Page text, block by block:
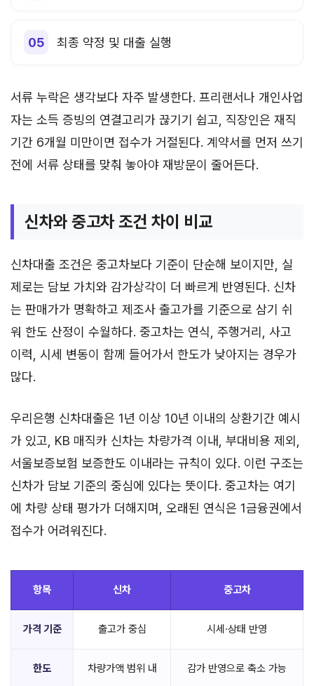
최종 약정 및 대출 실행
서류 누락은 생각보다 자주 발생한다. 프리랜서나 개인사업
자는 소득 증빙의 연결고리가 끊기기 쉽고, 직장인은 재직
기간 6개월 미만이면 접수가 거절된다. 계약서를 먼저 쓰기
전에 서류 상태를 맞춰 놓아야 재방문이 줄어든다.
신차와 중고차 조건 차이 비교
신차대출 조건은 중고차보다 기준이 단순해 보이지만, 실
제로는 담보 가치와 감가상각이 더 빠르게 반영된다. 신차
는 판매가가 명확하고 제조사 출고가를 기준으로 삼기 쉬
워 한도 산정이 수월하다. 중고차는 연식, 주행거리, 사고
이력, 시세 변동이 함께 들어가서 한도가 낮아지는 경우가
많다.
우리은행 신차대출은 1년 이상 10년 이내의 상환기간 예시
가 있고, KB 매직카 신차는 차량가격 이내, 부대비용 제외,
서울보증보험 보증한도 이내라는 규칙이 있다. 이런 구조는
신차가 담보 기준의 중심에 있다는 뜻이다. 중고차는 여기
에 차량 상태 평가가 더해지며, 오래된 연식은 1금융권에서
접수가 어려워진다.
항목 신차 중고차
가격 기준 출고가 중심 시세·상태 반영
한도 차량가액 범위 내 감가 반영으로 축소 가능